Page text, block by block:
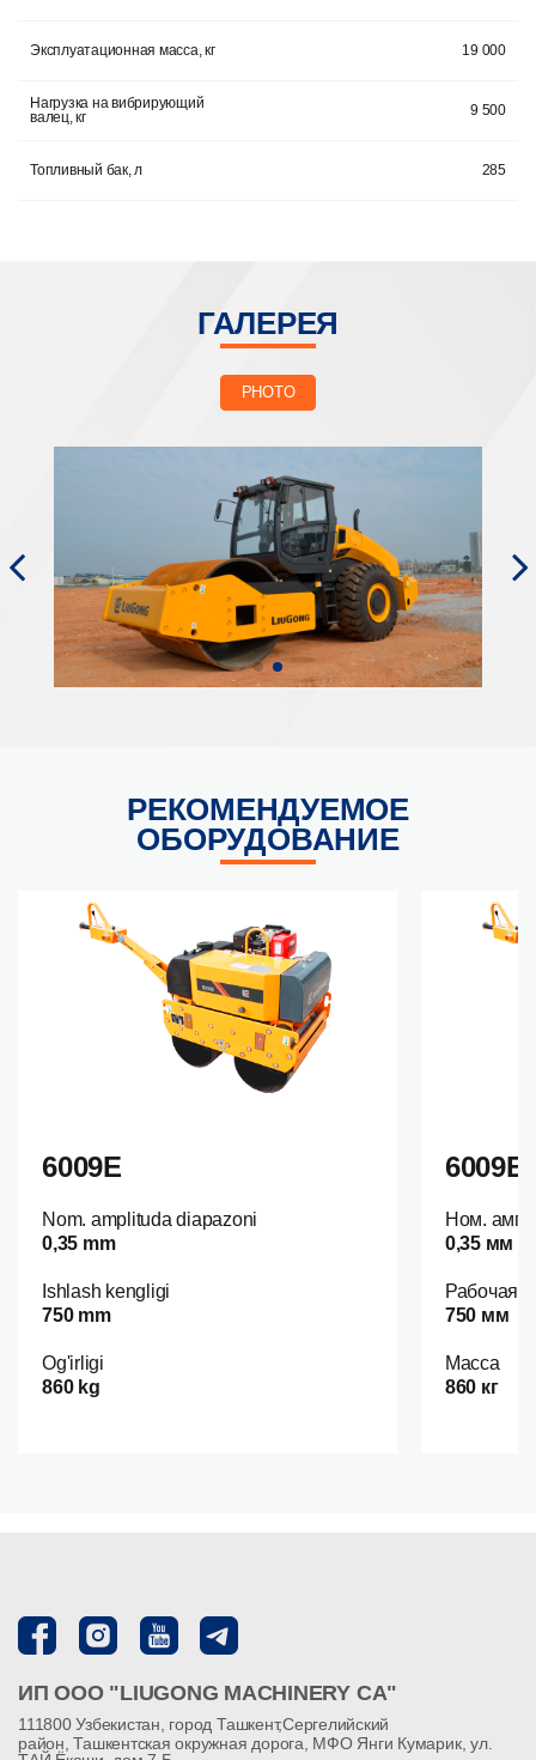
Эксплуатационная масса, кг 19 000
Нагрузка на вибрирующий
валец, кг
9 500
Топливный бак, л 285
ГАЛЕРЕЯ
PHOTO
РЕКОМЕНДУЕМОЕ
ОБОРУДОВАНИЕ
6009E
Nom. amplituda diapazoni
0,35 mm
Ishlash kengligi
750 mm
Og'irligi
860 kg
6009E
Ном.
0,35 мм
Рабочая
750 мм
Масса
860 кг
ИП ООО "LIUGONG MACHINERY CA"
111800 Узбекистан, город Ташкент,Сергелийский
район, Ташкентская окружная дорога, МФО Янги Кумарик, ул.